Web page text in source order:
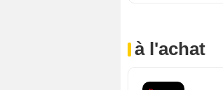
à l'achat